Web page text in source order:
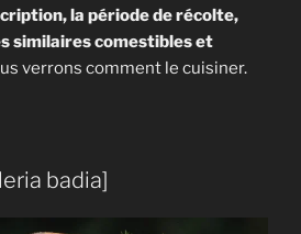
la période de récolte,
similaires comestibles et
verrons comment le cuisiner.
Bolet
badia]